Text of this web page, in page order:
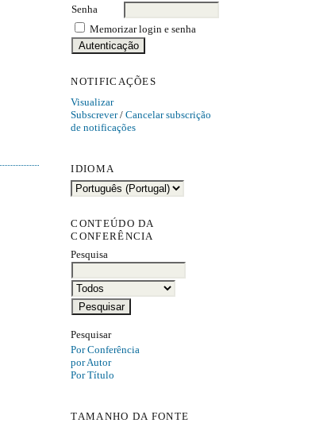
Senha
Memorizar login e senha
NOTIFICAÇÕES
Visualizar
Subscrever/Cancelar subscrição
de notificações
IDIOMA
CONTEÚDO DA
CONFERÊNCIA
Pesquisa
Pesquisar
Por Conferência
por Autor
Por Título
TAMANHO DA FONTE